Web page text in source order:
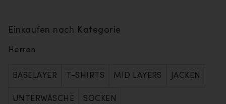
Einkaufen nach Kategorie
Herren
BASELAYER T-SHIRTS MID LAYERS JACKEN
UNTERWÄSCHE SOCKEN